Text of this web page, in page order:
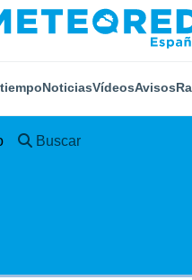
NoticiasVídeosAvisos
Buscar